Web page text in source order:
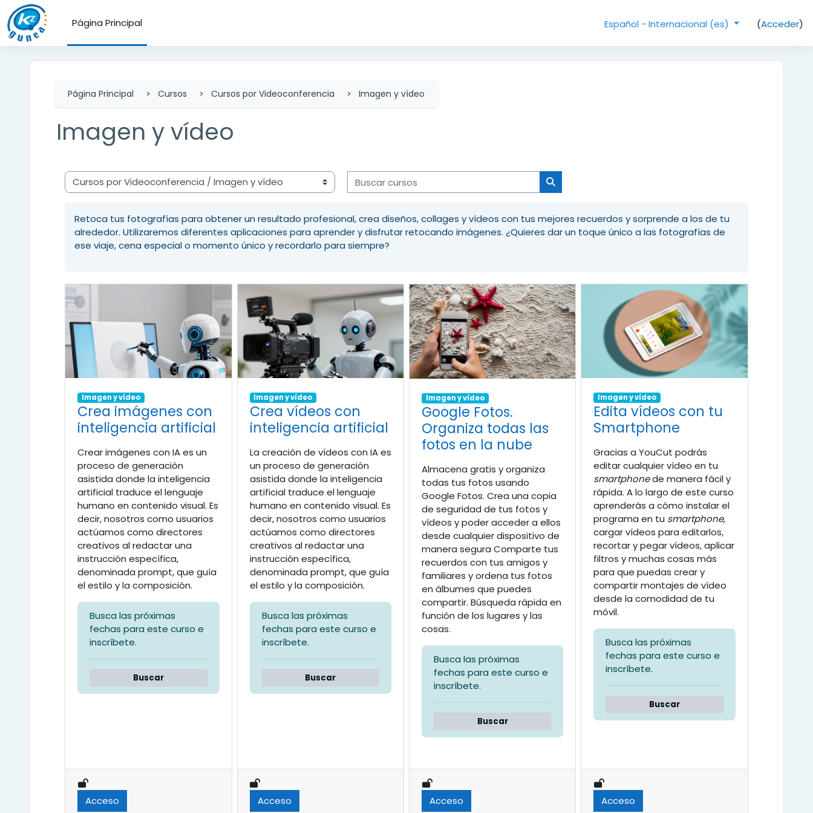
Salta al contenido principal
Página Principal
Español - Internacional ‎(es)‎ (Acceder)
Página Principal Cursos Cursos por Videoconferencia Imagen y vídeo
Imagen y vídeo
Categorías
Buscar cursos
Buscar cursos
Retoca tus fotografías para obtener un resultado profesional, crea diseños, collages y vídeos con tus mejores recuerdos y sorprende a los de tu
alrededor. Utilizaremos diferentes aplicaciones para aprender y disfrutar retocando imágenes. ¿Quieres dar un toque único a las fotografías de
ese viaje, cena especial o momento único y recordarlo para siempre?
Imagen y vídeo
Crea imágenes con
inteligencia artificial
Crear imágenes con IA es un
proceso de generación
asistida donde la inteligencia
artificial traduce el lenguaje
humano en contenido visual. Es
decir, nosotros como usuarios
actúamos como directores
creativos al redactar una
instrucción específica,
denominada prompt, que guía
el estilo y la composición.
Busca las próximas
fechas para este curso e
inscríbete.
Buscar
Acceso
Imagen y vídeo
Crea vídeos con
inteligencia artificial
La creación de vídeos con IA es
un proceso de generación
asistida donde la inteligencia
artificial traduce el lenguaje
humano en contenido visual. Es
decir, nosotros como usuarios
actúamos como directores
creativos al redactar una
instrucción específica,
denominada prompt, que guía
el estilo y la composición.
Busca las próximas
fechas para este curso e
inscríbete.
Buscar
Acceso
Imagen y vídeo
Google Fotos.
Organiza todas las
fotos en la nube
Almacena gratis y organiza
todas tus fotos usando
Google Fotos. Crea una copia
de seguridad de tus fotos y
vídeos y poder acceder a ellos
desde cualquier dispositivo de
manera segura Comparte tus
recuerdos con tus amigos y
familiares y ordena tus fotos
en álbumes que puedes
compartir. Búsqueda rápida en
función de los lugares y las
cosas.
Busca las próximas
fechas para este curso e
inscríbete.
Buscar
Acceso
Imagen y vídeo
Edita vídeos con tu
Smartphone
Gracias a YouCut podrás
editar cualquier vídeo en tu
smartphonede manera fácil y
rápida. A lo largo de este curso
aprenderás a cómo instalar el
programa en tu smartphone,
cargar vídeos para editarlos,
recortar y pegar vídeos, aplicar
filtros y muchas cosas más
para que puedas crear y
compartir montajes de vídeo
desde la comodidad de tu
móvil.
Busca las próximas
fechas para este curso e
inscríbete.
Buscar
Acceso